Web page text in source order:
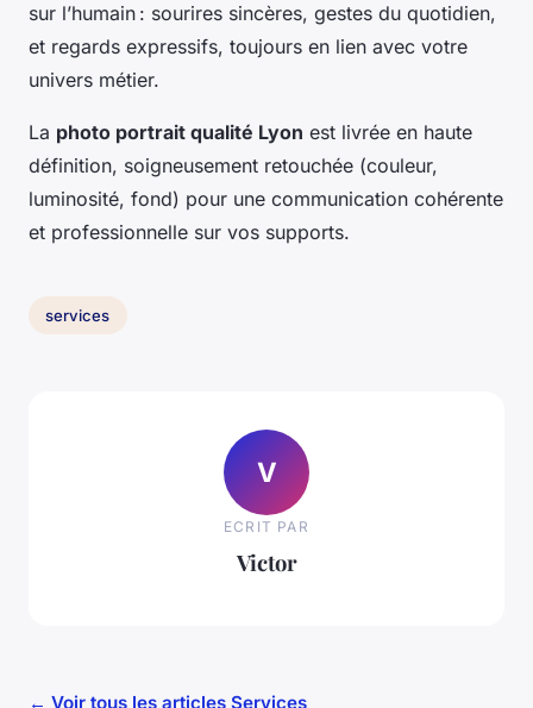
sur l’humain : sourires sincères, gestes du quotidien,
et regards expressifs, toujours en lien avec votre
univers métier.
La photo portrait qualité Lyon est livrée en haute
définition, soigneusement retouchée (couleur,
luminosité, fond) pour une communication cohérente
et professionnelle sur vos supports.
services
V
ECRIT PAR
Victor
← Voir tous les articles Services